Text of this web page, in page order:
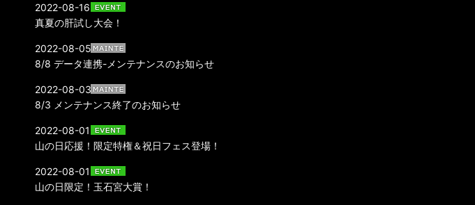
真夏の肝試し大会！
2022-08-16
8/8 データ連携-メンテナンスのお知らせ
2022-08-05
8/3 メンテナンス終了のお知らせ
2022-08-03
山の日応援！限定特権＆祝日フェス登場！
2022-08-01
山の日限定！玉石宮大賞！
2022-08-01